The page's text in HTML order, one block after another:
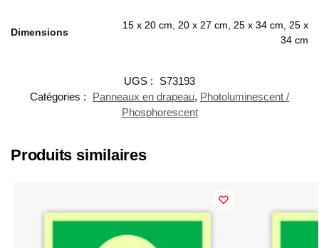
Dimensions
15 x 20 cm, 20 x 27 cm, 25 x 34 cm, 25 x
34 cm
UGS :
S73193
Catégories :
Panneaux en drapeau, Photoluminescent /
Phosphorescent
Produits similaires